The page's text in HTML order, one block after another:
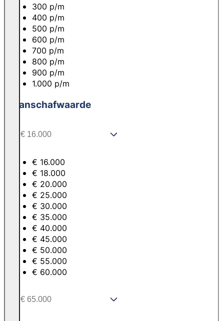
300 p/m
400 p/m
500 p/m
600 p/m
700 p/m
800 p/m
900 p/m
1.000 p/m
Aanschafwaarde
€ 16.000
€ 18.000
€ 20.000
€ 25.000
€ 30.000
€ 35.000
€ 40.000
€ 45.000
€ 50.000
€ 55.000
€ 60.000